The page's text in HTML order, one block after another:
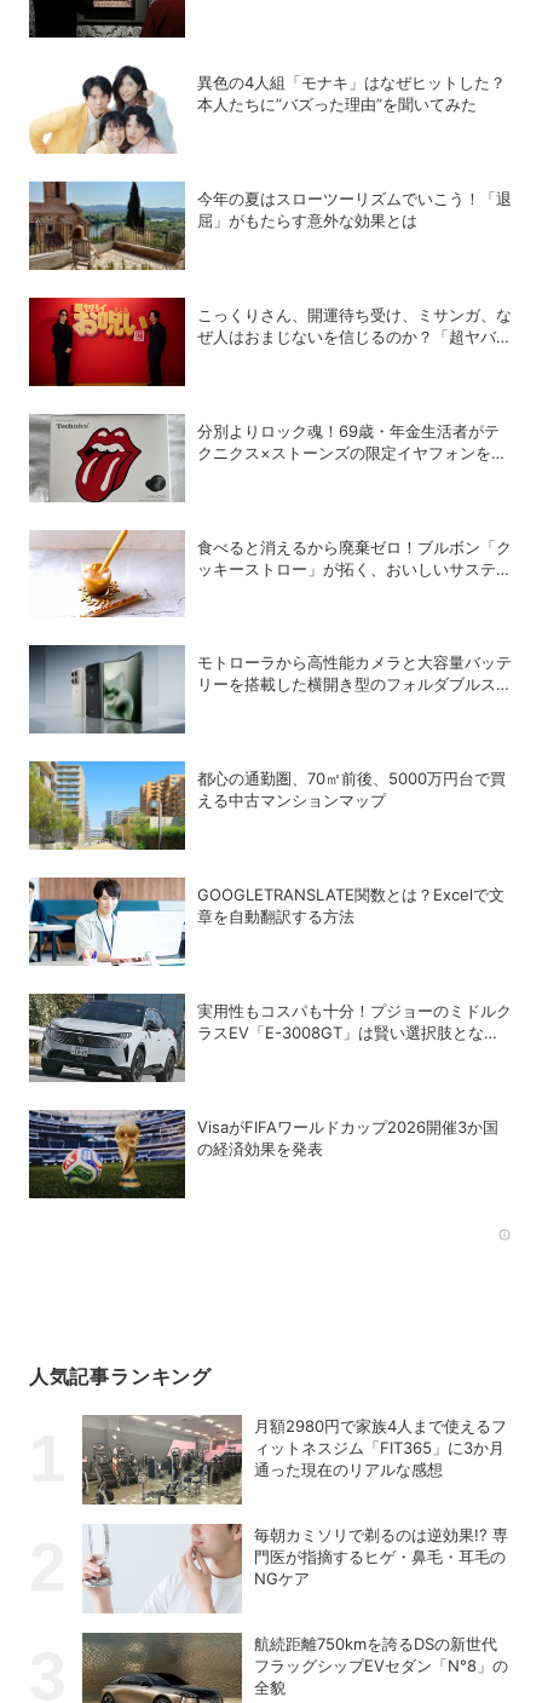
異色の4人組「モナキ」はなぜヒットした？
本人たちに”バズった理由”を聞いてみた
今年の夏はスローツーリズムでいこう！「退
屈」がもたらす意外な効果とは
こっくりさん、開運待ち受け、ミサンガ、な
ぜ人はおまじないを信じるのか？「超ヤバイ
分別よりロック魂！69歳・年金生活者がテ
クニクス×ストーンズの限定イヤフォンを衝
食べると消えるから廃棄ゼロ！ブルボン「ク
ッキーストロー」が拓く、おいしいサステナ
モトローラから高性能カメラと大容量バッテ
リーを搭載した横開き型のフォルダブルスマ
都心の通勤圏、70㎡前後、5000万円台で買
える中古マンションマップ
GOOGLETRANSLATE関数とは？Excelで文
章を自動翻訳する方法
実用性もコスパも十分！プジョーのミドルク
ラスEV「E-3008GT」は賢い選択肢となり
VisaがFIFAワールドカップ2026開催3か国
の経済効果を発表
人気記事ランキング
月額2980円で家族4人まで使えるフ
ィットネスジム「FIT365」に3か月
通った現在のリアルな感想
毎朝カミソリで剃るのは逆効果!? 専
門医が指摘するヒゲ・鼻毛・耳毛の
NGケア
航続距離750kmを誇るDSの新世代
フラッグシップEVセダン「N°8」の
全貌